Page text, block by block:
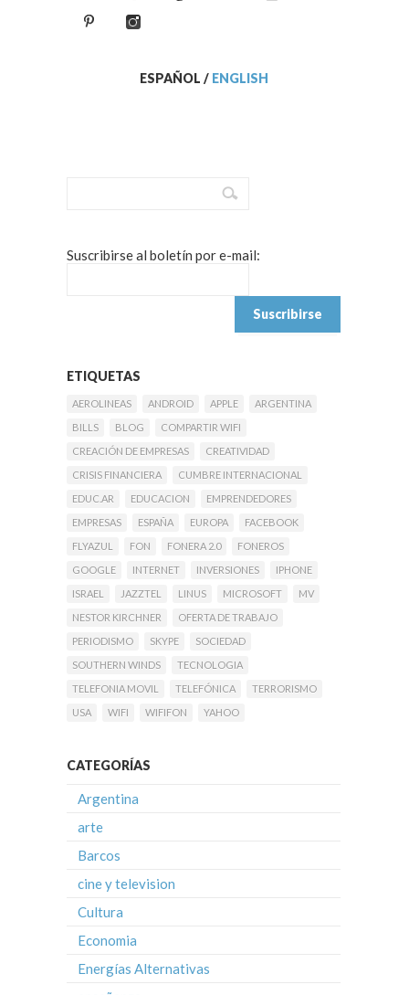
ESPAÑOL / ENGLISH
Suscribirse al boletín por e-mail:
ETIQUETAS
AEROLINEAS ANDROID APPLE
ARGENTINA
BILLS
BLOG
COMPARTIR WIFI
CREACIÓN DE EMPRESAS
CREATIVIDAD
CRISIS FINANCIERA
CUMBRE INTERNACIONAL
EDUC.AR
EDUCACION
EMPRENDEDORES
EMPRESAS
ESPAÑA EUROPA
FACEBOOK
FLYAZUL
FON FONERA 2.0
FONEROS
GOOGLE
INTERNET INVERSIONES
IPHONE
ISRAEL
JAZZTEL LINUS MICROSOFT
MV
NESTOR KIRCHNER
OFERTA DE TRABAJO
PERIODISMO
SKYPE
SOCIEDAD
SOUTHERN WINDS
TECNOLOGIA
TELEFONIA MOVIL
TELEFÓNICA
TERRORISMO
USA
WIFI WIFIFON YAHOO
CATEGORÍAS
Argentina
arte
Barcos
cine y television
Cultura
Economia
Energías Alternativas